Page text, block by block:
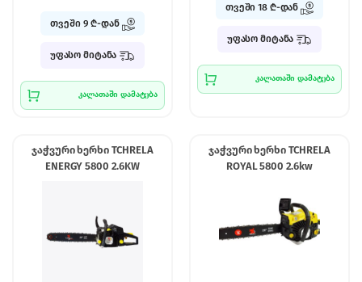
თვეში 9 ₾-დან
უფასო მიტანა
კალათაში დამატება
თვეში 18 ₾-დან
უფასო მიტანა
კალათაში დამატება
ჯაჭვური ხერხი TCHRELA
ENERGY 5800 2.6KW
ჯაჭვური ხერხი TCHRELA
ROYAL 5800 2.6kw